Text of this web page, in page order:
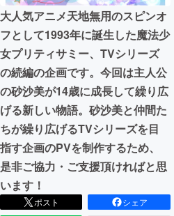
ビジネス・起業
まちづくり・地域活性化
CAMPFIRE for Social Good
CAMPFIREふるさと納税
大人気アニメ天地無用のスピンオ
フとして1993年に誕生した魔法少
女プリティサミー、TVシリーズ
の続編の企画です。今回は主人公
の砂沙美が14歳に成長して繰り広
げる新しい物語。砂沙美と仲間た
ちが繰り広げるTVシリーズを目
指す企画のPVを制作するため、
是非ご協力・ご支援頂ければと思
います！
ポスト
シェア